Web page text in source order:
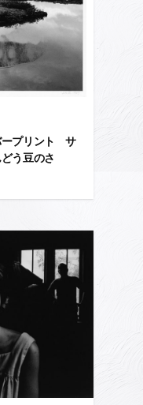
ープリント サ
う豆のさ